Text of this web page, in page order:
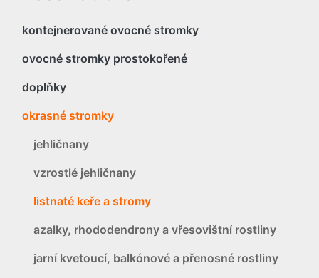
kontejnerované ovocné stromky
ovocné stromky prostokořené
doplňky
okrasné stromky
jehličnany
vzrostlé jehličnany
listnaté keře a stromy
azalky, rhododendrony a vřesovištní rostliny
jarní kvetoucí, balkónové a přenosné rostliny